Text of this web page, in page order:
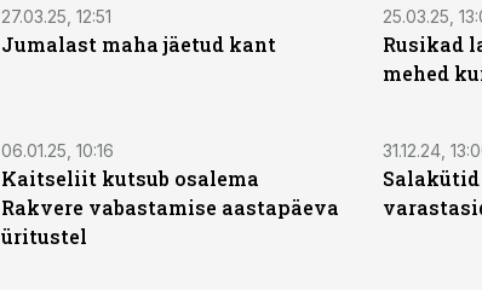
27.03.25, 12:51
Jumalast maha jäetud kant
25.03.25,
Rusikad
mehed
06.01.25, 10:16
Kaitseliit kutsub osalema
Rakvere vabastamise aastapäeva
üritustel
31.12.24,